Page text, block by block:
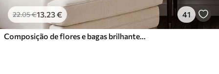
22.05€13.23€ 41
Composição de flores e bagas brilhantes com papagaios